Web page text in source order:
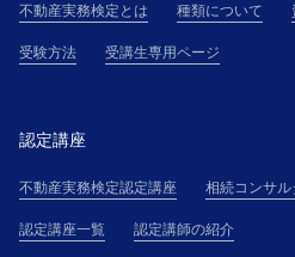
不動産実務検定とは 種類について
受験方法 受講生専用ページ
認定講座
不動産実務検定認定講座 相続コンサ
認定講座一覧 認定講師の紹介